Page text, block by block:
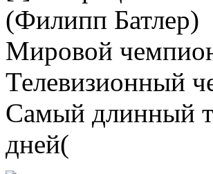
(Филипп Батлер)
Мировой
Телевизионный
Самый длинный
дней(